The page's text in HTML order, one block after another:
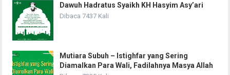
Dawuh Hadratus Syaikh KH Hasyim Asy’ari
Dibaca 7437 Kali
Mutiara Subuh – Istighfar yang Sering
Diamalkan Para Wali, Fadilahnya Masya Allah